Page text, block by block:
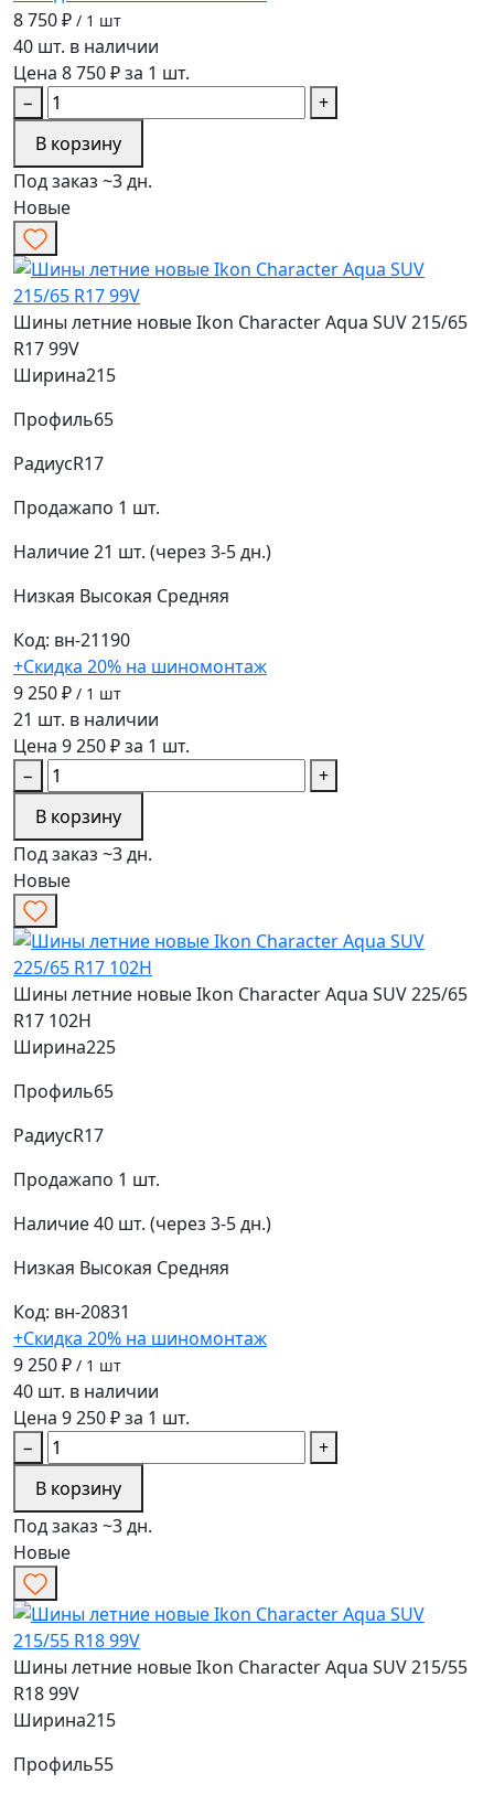
8 750 ₽ / 1 шт
40 шт. в наличии
Цена 8 750 ₽ за 1 шт.
−
+
В корзину
Под заказ ~3 дн.
Новые
Шины летние новые Ikon Character Aqua SUV 215/65
R17 99V
Ширина215
Профиль65
РадиусR17
Продажапо 1 шт.
Наличие21 шт. (через 3-5 дн.)
Низкая Высокая Средняя
Код: вн-21190
+Скидка 20% на шиномонтаж
9 250 ₽ / 1 шт
21 шт. в наличии
Цена 9 250 ₽ за 1 шт.
−
+
В корзину
Под заказ ~3 дн.
Новые
Шины летние новые Ikon Character Aqua SUV 225/65
R17 102H
Ширина225
Профиль65
РадиусR17
Продажапо 1 шт.
Наличие40 шт. (через 3-5 дн.)
Низкая Высокая Средняя
Код: вн-20831
+Скидка 20% на шиномонтаж
9 250 ₽ / 1 шт
40 шт. в наличии
Цена 9 250 ₽ за 1 шт.
−
+
В корзину
Под заказ ~3 дн.
Новые
Шины летние новые Ikon Character Aqua SUV 215/55
R18 99V
Ширина215
Профиль55